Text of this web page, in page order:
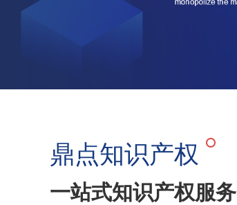
鼎点知识产权
一站式知识产权服务